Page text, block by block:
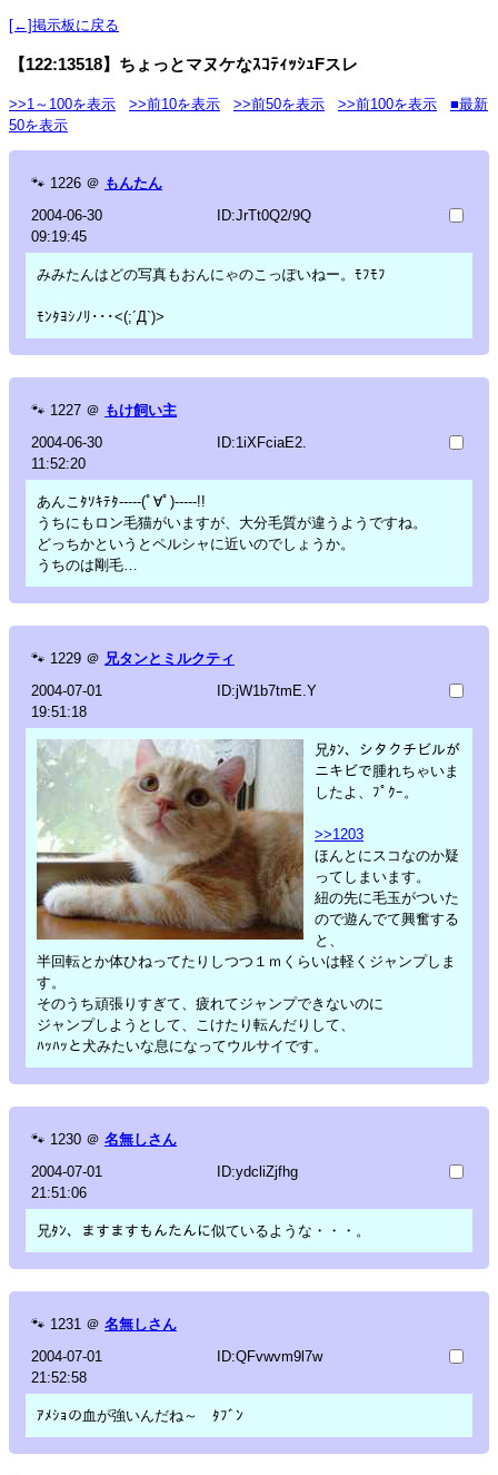
[←]掲示板に戻る
【122:13518】ちょっとマヌケなｽｺﾃｨｯｼｭFスレ
>>1～100を表示 >>前10を表示 >>前50を表示 >>前100を表示
■最新
50を表示
🐾 1226 ＠ もんたん
2004-06-30
09:19:45
ID:JrTt0Q2/9Q
みみたんはどの写真もおんにゃのこっぽいねー。ﾓﾌﾓﾌ
ﾓﾝﾀﾖｼﾉﾘ･･･<(;´Д`)>
🐾 1227 ＠ もけ飼い主
2004-06-30
11:52:20
ID:1iXFciaE2.
あんこﾀｿｷﾃﾀ-----(ﾟ∀ﾟ)-----!!
うちにもロン毛猫がいますが、大分毛質が違うようですね。
どっちかというとペルシャに近いのでしょうか。
うちのは剛毛…
🐾 1229 ＠ 兄タンとミルクティ
2004-07-01
19:51:18
ID:jW1b7tmE.Y
兄ﾀﾝ、シタクチビルが
ニキビで腫れちゃいま
したよ、ﾌﾟｸｰ。
>>1203
ほんとにスコなのか疑
ってしまいます。
紐の先に毛玉がついた
ので遊んでて興奮する
と、
半回転とか体ひねってたりしつつ１ｍくらいは軽くジャンプしま
す。
そのうち頑張りすぎて、疲れてジャンプできないのに
ジャンプしようとして、こけたり転んだりして、
ﾊｯﾊｯと犬みたいな息になってウルサイです。
🐾 1230 ＠ 名無しさん
2004-07-01
21:51:06
ID:ydcliZjfhg
兄ﾀﾝ、ますますもんたんに似ているような・・・。
🐾 1231 ＠ 名無しさん
2004-07-01
21:52:58
ID:QFvwvm9l7w
ｱﾒｼｮの血が強いんだね～ ﾀﾌﾞﾝ